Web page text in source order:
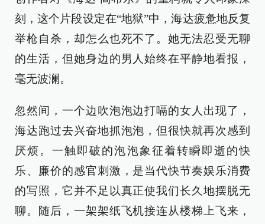
刻，这个片段设定在“地狱”中，海达疲惫地反复
举枪自杀，却怎么也死不了。她无法忍受无聊
的生活，但她身边的男人始终在平静地看报，
毫无波澜。
忽然间，一个边吹泡泡边打嗝的女人出现了，
海达跑过去兴奋地抓泡泡，但很快就再次感到
厌烦。一触即破的泡泡象征着转瞬即逝的快
乐、廉价的感官刺激，是当代快节奏娱乐消费
的写照，它并不足以真正使我们长久地摆脱无
聊。随后，一架架纸飞机接连从楼梯上飞来，